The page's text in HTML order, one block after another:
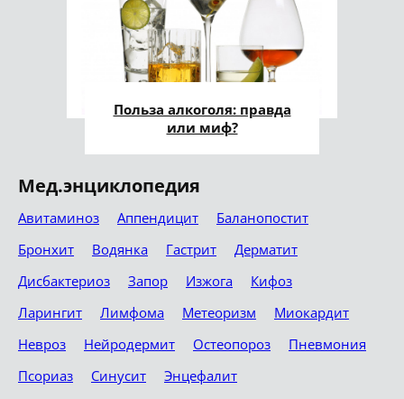
Польза алкоголя: правда
или миф?
Мед.энциклопедия
Авитаминоз Аппендицит
Баланопостит
Бронхит
Водянка Гастрит
Дерматит
Дисбактериоз
Запор Изжога
Кифоз
Ларингит
Лимфома Метеоризм
Миокардит
Невроз
Нейродермит Остеопороз
Пневмония
Псориаз
Синусит Энцефалит